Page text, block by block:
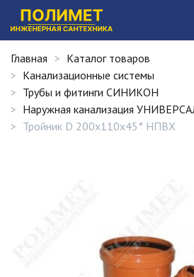
Главная
Каталог товаров
Канализационные системы
Трубы и фитинги СИНИКОН
Наружная канализация
Тройник D 200х110х45° НПВХ